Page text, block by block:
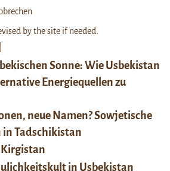
Sonne: Wie Usbekistan
Energiequellen zu
neue Namen? Sowjetische
Tadschikistan
Kirgistan
in Usbekistan
by the site if needed.